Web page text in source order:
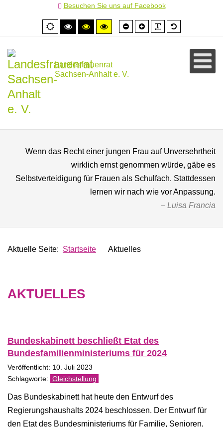
Besuchen Sie uns auf Facebook
Normale
Ansicht
Hoher
Kontrast
Hoher
Kontrast
Hoher
Kontrast
Schrift
kleiner
Schrift
größer
Landesfrauenrat
Sachsen-Anhalt e. V.
Wenn das Recht einer jungen Frau auf Unversehrtheit
wirklich ernst genommen würde, gäbe es
Selbstverteidigung für Frauen als Schulfach. Stattdessen
lernen wir nach wie vor Anpassung.
Luisa Francia
Aktuelle Seite: Startseite Aktuelles
AKTUELLES
Bundeskabinett beschließt Etat des
Bundesfamilienministeriums für 2024
Veröffentlicht: 10. Juli 2023
Gleichstellung
Das Bundeskabinett hat heute den Entwurf des
Regierungshaushalts 2024 beschlossen. Der Entwurf für
den Etat des Bundesministeriums für Familie, Senioren,